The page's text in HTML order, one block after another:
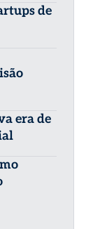
de
era de